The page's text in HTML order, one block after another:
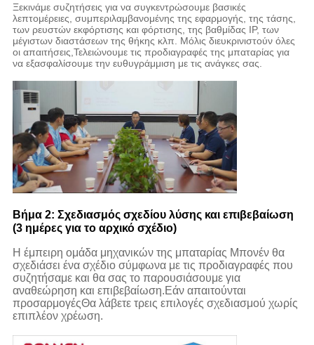
Ξεκινάμε συζητήσεις για να συγκεντρώσουμε βασικές
λεπτομέρειες, συμπεριλαμβανομένης της εφαρμογής, της τάσης,
των ρευστών εκφόρτισης και φόρτισης, της βαθμίδας IP, των
μέγιστων διαστάσεων της θήκης κλπ. Μόλις διευκρινιστούν όλες
οι απαιτήσεις,Τελειώνουμε τις προδιαγραφές της μπαταρίας για
να εξασφαλίσουμε την ευθυγράμμιση με τις ανάγκες σας.
Βήμα 2: Σχεδιασμός σχεδίου λύσης και επιβεβαίωση
(3 ημέρες για το αρχικό σχέδιο)
Η έμπειρη ομάδα μηχανικών της μπαταρίας Μπονέν θα
σχεδιάσει ένα σχέδιο σύμφωνα με τις προδιαγραφές που
συζητήσαμε και θα σας το παρουσιάσουμε για
αναθεώρηση και επιβεβαίωση.Εάν απαιτούνται
προσαρμογέςΘα λάβετε τρεις επιλογές σχεδιασμού χωρίς
επιπλέον χρέωση.